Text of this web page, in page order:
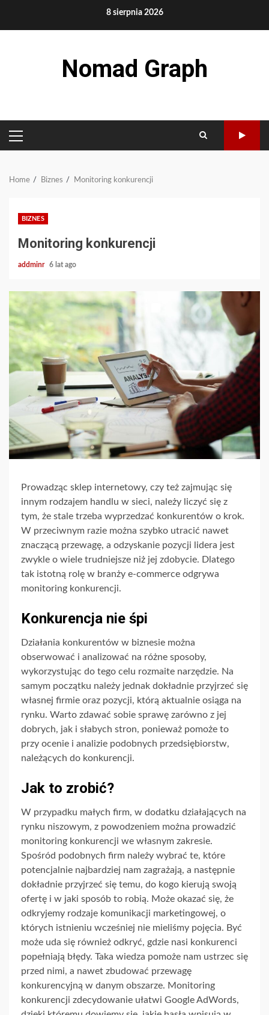
8 sierpnia 2026
Nomad Graph
PRIMARY
MENU
Home Biznes Monitoring konkurencji
BIZNES
Monitoring konkurencji
addminr 6 lat ago
Prowadząc sklep internetowy, czy też zajmując się
innym rodzajem handlu w sieci, należy liczyć się z
tym, że stale trzeba wyprzedzać konkurentów o krok.
W przeciwnym razie można szybko utracić nawet
znaczącą przewagę, a odzyskanie pozycji lidera jest
zwykle o wiele trudniejsze niż jej zdobycie. Dlatego
tak istotną rolę w branży e-commerce odgrywa
monitoring konkurencji.
Konkurencja nie śpi
Działania konkurentów w biznesie można
obserwować i analizować na różne sposoby,
wykorzystując do tego celu rozmaite narzędzie. Na
samym początku należy jednak dokładnie przyjrzeć się
własnej firmie oraz pozycji, którą aktualnie osiąga na
rynku. Warto zdawać sobie sprawę zarówno z jej
dobrych, jak i słabych stron, ponieważ pomoże to
przy ocenie i analizie podobnych przedsiębiorstw,
należących do konkurencji.
Jak to zrobić?
W przypadku małych firm, w dodatku działających na
rynku niszowym, z powodzeniem można prowadzić
monitoring konkurencji we własnym zakresie.
Spośród podobnych firm należy wybrać te, które
potencjalnie najbardziej nam zagrażają, a następnie
dokładnie przyjrzeć się temu, do kogo kierują swoją
ofertę i w jaki sposób to robią. Może okazać się, że
odkryjemy rodzaje komunikacji marketingowej, o
których istnieniu wcześniej nie mieliśmy pojęcia. Być
może uda się również odkryć, gdzie nasi konkurenci
popełniają błędy. Taka wiedza pomoże nam ustrzec się
przed nimi, a nawet zbudować przewagę
konkurencyjną w danym obszarze. Monitoring
konkurencji zdecydowanie ułatwi Google AdWords,